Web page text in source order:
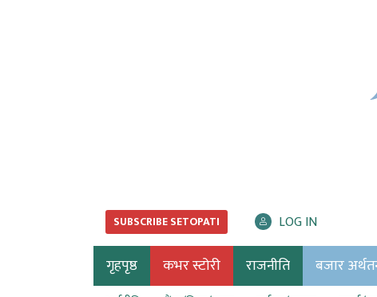
SUBSCRIBE SETOPATI LOG IN
गृहपृष्ठ कभर स्टोरी राजनीति बजार